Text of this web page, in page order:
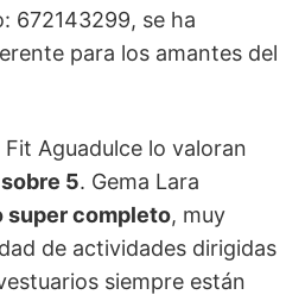
672143299, se ha
para los amantes del
Aguadulce lo valoran
5. Gema Lara
super completo, muy
de actividades dirigidas
siempre están